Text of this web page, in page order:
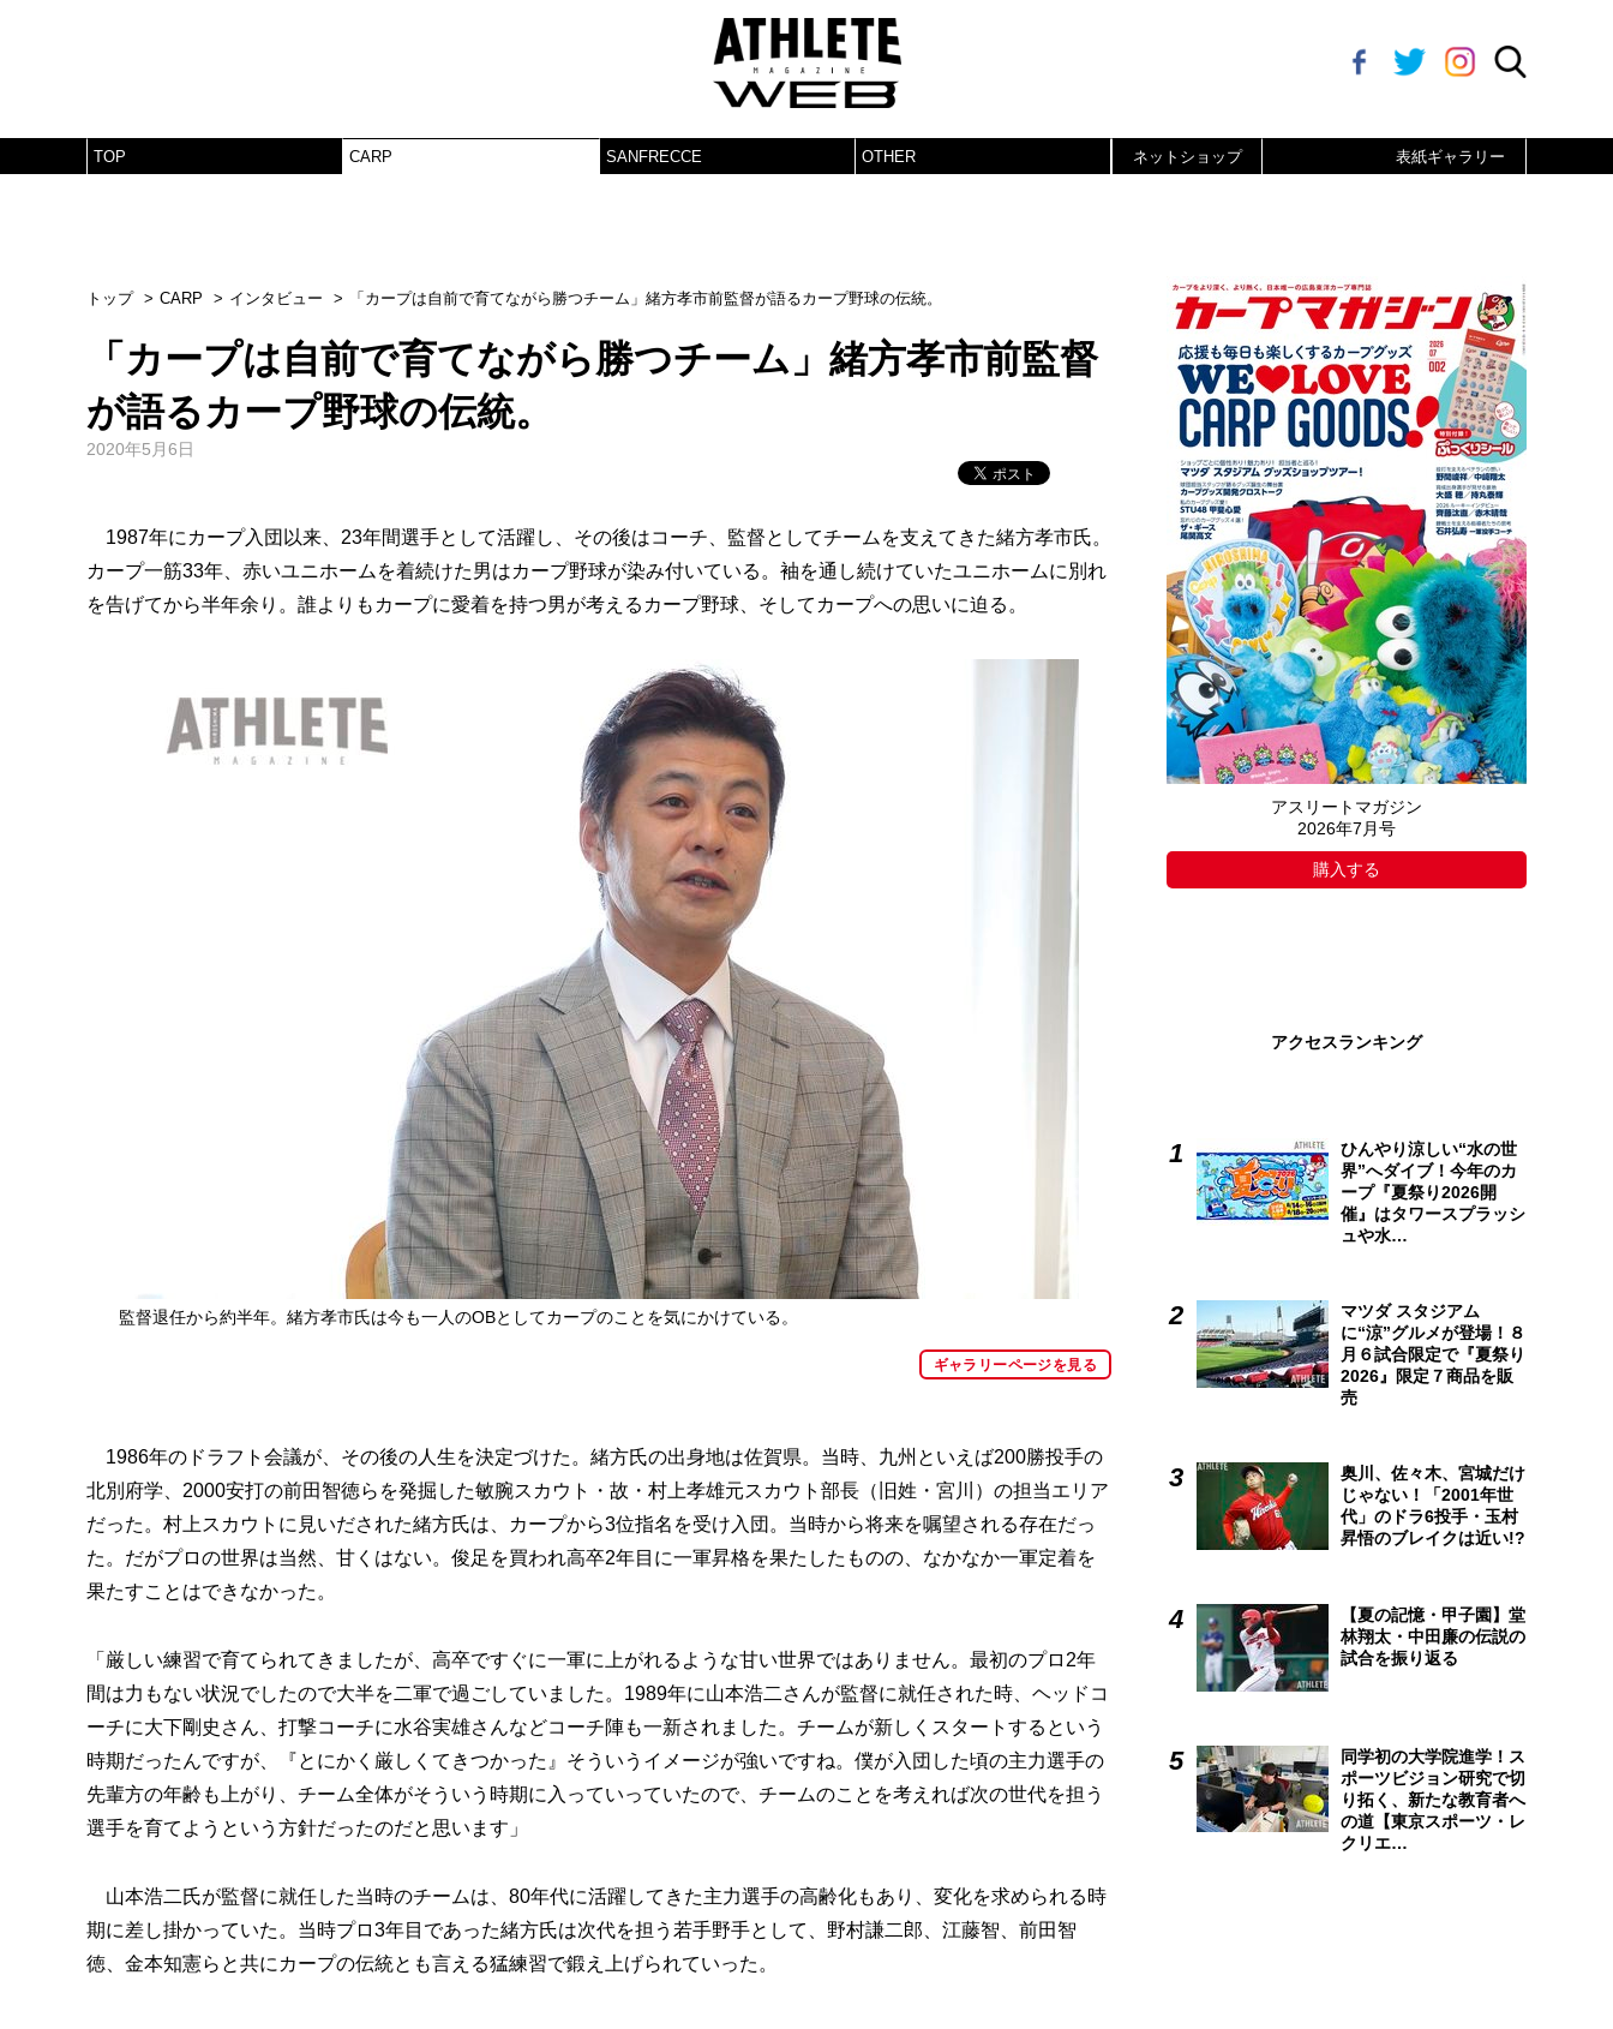
TOP CARP SANFRECCE OTHER ネットショップ 表紙ギャラリー
トップ CARP インタビュー 「カープは自前で育てながら勝つチーム」緒方孝市前監督が語るカープ野球の伝統。
「カープは自前で育てながら勝つチーム」緒方孝市前監督
が語るカープ野球の伝統。
2020年5月6日
1987年にカープ入団以来、23年間選手として活躍し、その後はコーチ、監督としてチームを支えてきた緒方孝市氏。
カープ一筋33年、赤いユニホームを着続けた男はカープ野球が染み付いている。袖を通し続けていたユニホームに別れ
を告げてから半年余り。誰よりもカープに愛着を持つ男が考えるカープ野球、そしてカープへの思いに迫る。
監督退任から約半年。緒方孝市氏は今も一人のOBとしてカープのことを気にかけている。
ギャラリーページを見る
1986年のドラフト会議が、その後の人生を決定づけた。緒方氏の出身地は佐賀県。当時、九州といえば200勝投手の
北別府学、2000安打の前田智徳らを発掘した敏腕スカウト・故・村上孝雄元スカウト部長（旧姓・宮川）の担当エリア
だった。村上スカウトに見いだされた緒方氏は、カープから3位指名を受け入団。当時から将来を嘱望される存在だっ
た。だがプロの世界は当然、甘くはない。俊足を買われ高卒2年目に一軍昇格を果たしたものの、なかなか一軍定着を
果たすことはできなかった。
「厳しい練習で育てられてきましたが、高卒ですぐに一軍に上がれるような甘い世界ではありません。最初のプロ2年
間は力もない状況でしたので大半を二軍で過ごしていました。1989年に山本浩二さんが監督に就任された時、ヘッドコ
ーチに大下剛史さん、打撃コーチに水谷実雄さんなどコーチ陣も一新されました。チームが新しくスタートするという
時期だったんですが、『とにかく厳しくてきつかった』そういうイメージが強いですね。僕が入団した頃の主力選手の
先輩方の年齢も上がり、チーム全体がそういう時期に入っていっていたので、チームのことを考えれば次の世代を担う
選手を育てようという方針だったのだと思います」
山本浩二氏が監督に就任した当時のチームは、80年代に活躍してきた主力選手の高齢化もあり、変化を求められる時
期に差し掛かっていた。当時プロ3年目であった緒方氏は次代を担う若手野手として、野村謙二郎、江藤智、前田智
徳、金本知憲らと共にカープの伝統とも言える猛練習で鍛え上げられていった。
アスリートマガジン
2026年7月号
購入する
アクセスランキング
ひんやり涼しい“水の世
界”へダイブ！今年のカ
ープ『夏祭り2026開
催』はタワースプラッシ
ュや水…
マツダ スタジアム
に“涼”グルメが登場！８
月６試合限定で『夏祭り
2026』限定７商品を販
売
奥川、佐々木、宮城だけ
じゃない！「2001年世
代」のドラ6投手・玉村
昇悟のブレイクは近い!?
【夏の記憶・甲子園】堂
林翔太・中田廉の伝説の
試合を振り返る
同学初の大学院進学！ス
ポーツビジョン研究で切
り拓く、新たな教育者へ
の道【東京スポーツ・レ
クリエ…